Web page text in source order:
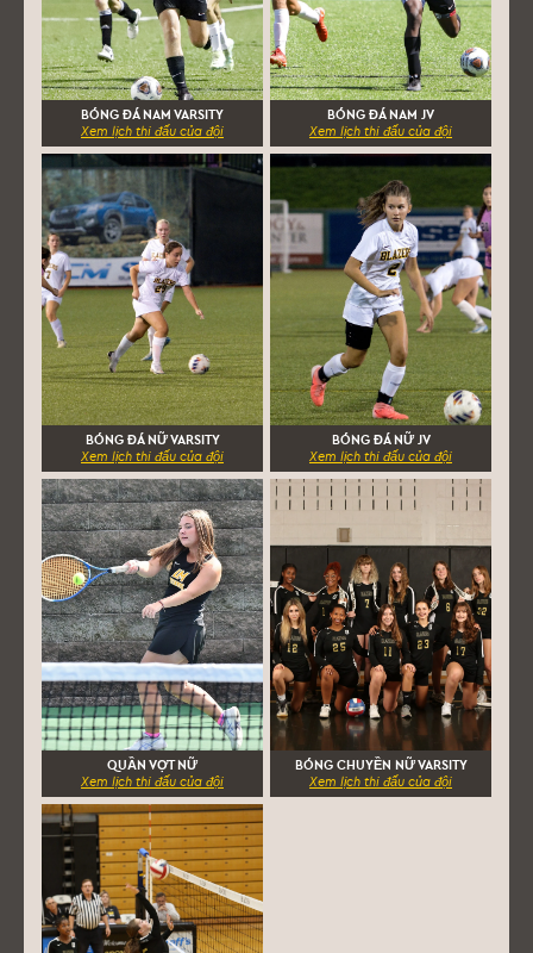
BÓNG ĐÁ NAM VARSITY
Xem lịch thi đấu của đội
BÓNG ĐÁ NAM JV
Xem lịch thi đấu của đội
BÓNG ĐÁ NỮ VARSITY
Xem lịch thi đấu của đội
BÓNG ĐÁ NỮ JV
Xem lịch thi đấu của đội
QUẦN VỢT NỮ
Xem lịch thi đấu của đội
BÓNG CHUYỀN NỮ VARSITY
Xem lịch thi đấu của đội